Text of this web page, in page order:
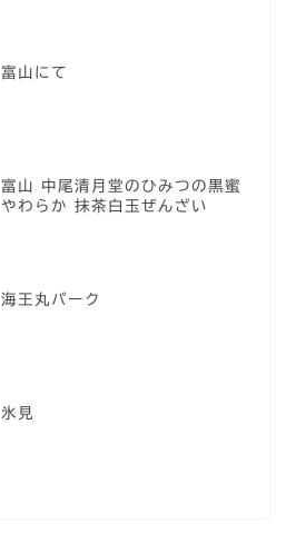
富山にて
富山 中尾清月堂のひみつの黒蜜
やわらか 抹茶白玉ぜんざい
海王丸パーク
氷見